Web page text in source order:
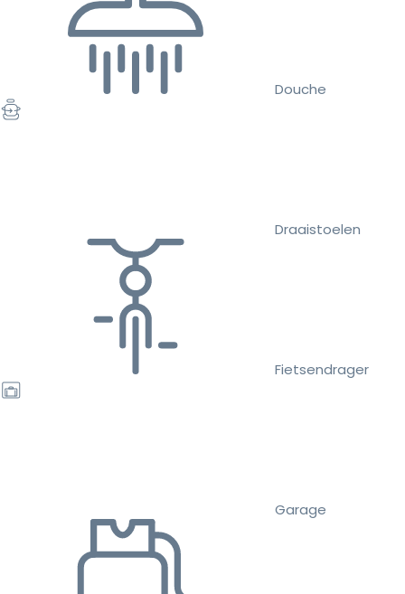
Douche
Draaistoelen
Fietsendrager
Garage